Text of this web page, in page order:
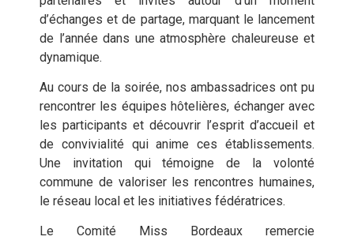
d’échanges et de partage, marquant le lancement
de l’année dans une atmosphère chaleureuse et
dynamique.
Au cours de la soirée, nos ambassadrices ont pu
rencontrer les équipes hôtelières, échanger avec
les participants et découvrir l’esprit d’accueil et
de convivialité qui anime ces établissements.
Une invitation qui témoigne de la volonté
commune de valoriser les rencontres humaines,
le réseau local et les initiatives fédératrices.
Le Comité Miss Bordeaux remercie